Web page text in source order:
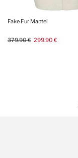
Fake Fur Mantel
379.90 € 299.90 €